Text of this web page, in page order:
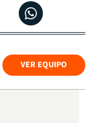
VER EQUIPO